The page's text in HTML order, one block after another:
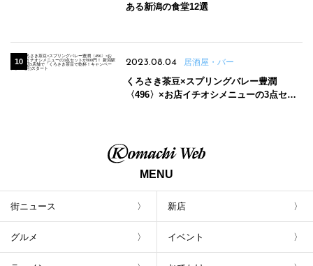
ある新潟の食堂12選
2023.08.04 居酒屋・バー
くろさき茶豆×スプリングバレー豊潤
〈496〉×お店イチオシメニューの3点セッ
MENU
街ニュース 新店
グルメ イベント